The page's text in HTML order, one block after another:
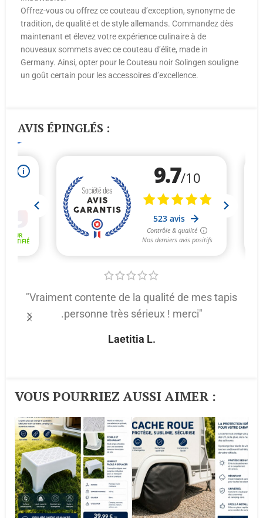
Offrez-vous ou offrez ce couteau d’exception, synonyme de
tradition, de qualité et de style allemands. Commandez dès
maintenant et élevez votre expérience culinaire à de
nouveaux sommets avec ce couteau d’élite, made in
Germany. Ainsi, opter pour le Couteau noir Solingen souligne
un goût certain pour les accessoires d’excellence.
AVIS ÉPINGLÉS :
"Vraiment contente de la qualité de mes tapis
.personne très sérieux ! merci"
Laetitia L.
VOUS POURRIEZ AUSSI AIMER :​